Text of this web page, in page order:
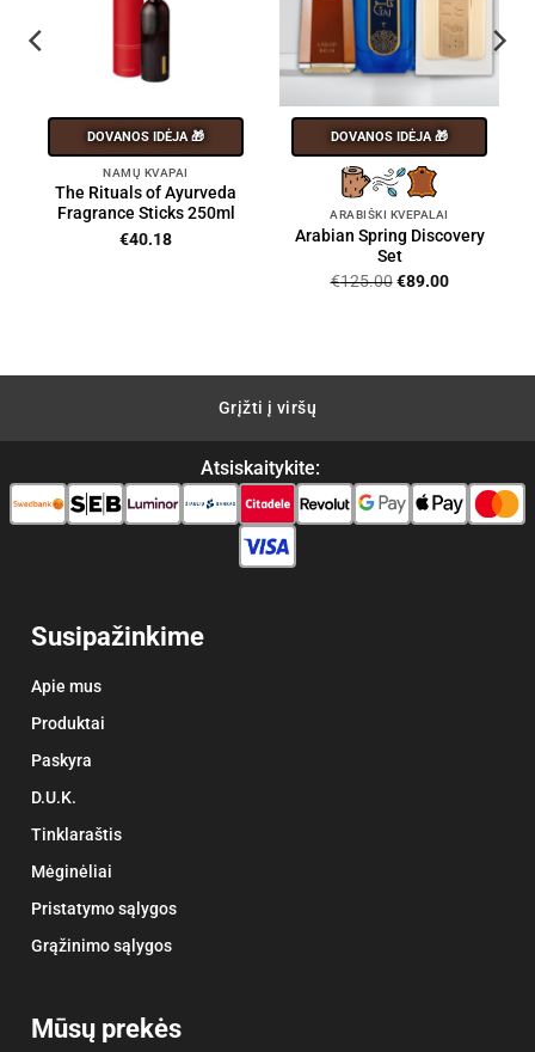
DOVANOS IDĖJA 🎁
NAMŲ KVAPAI
The Rituals of Ayurveda
Fragrance Sticks 250ml
€40.18
DOVANOS IDĖJA 🎁
ARABIŠKI KVEPALAI
Arabian Spring Discovery
Set
€125.00 Original
€89.00Current
Grįžti į viršų
Atsiskaitykite:
Susipažinkime
Apie mus
Produktai
Paskyra
D.U.K.
Tinklaraštis
Mėginėliai
Pristatymo sąlygos
Grąžinimo sąlygos
Mūsų prekės